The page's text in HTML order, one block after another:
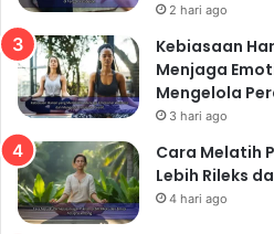
2 hari ago
Kebiasaan
Menjaga
Mengelola
3 hari ago
Cara Melatih
Lebih Rileks
4 hari ago